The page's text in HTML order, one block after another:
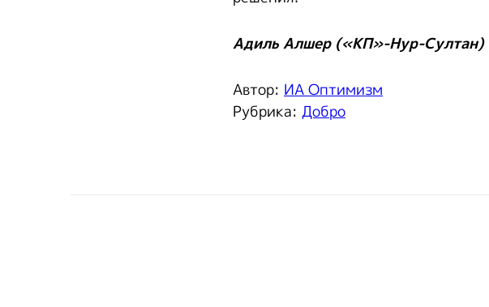
Адиль Алшер («КП»-Нур-Султан)
Автор: ИА Оптимизм
Рубрика: Добро